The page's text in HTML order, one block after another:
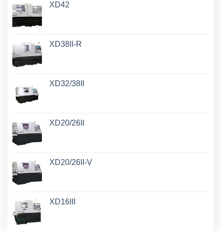
XD42
XD38II-R
XD32/38II
XD20/26II
XD20/26II-V
XD16III